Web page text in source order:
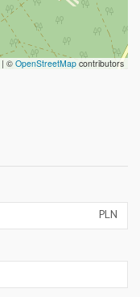
| © OpenStreetMap contributors
PLN